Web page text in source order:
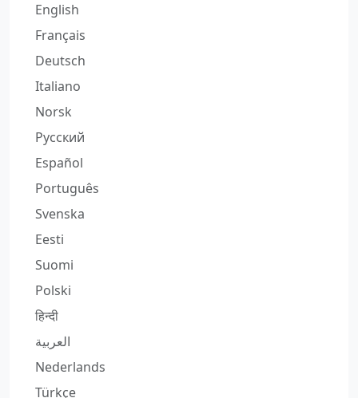
English
Français
Deutsch
Italiano
Norsk
Русский
Español
Português
Svenska
Eesti
Suomi
Polski
हिन्दी
العربية
Nederlands
Türkçe